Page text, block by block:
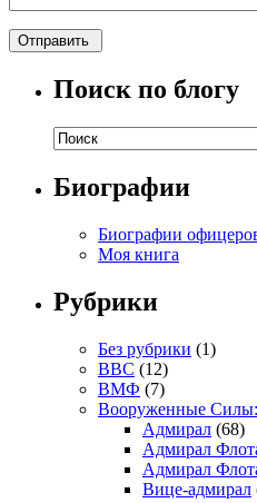
Поиск по блогу
Биографии
Биографии
Моя книга
Рубрики
Без рубрики (1)
ВВС (12)
ВМФ (7)
Вооруженные Силы:
Адмирал (68)
Адмирал
Адмирал
Вице-адмирал